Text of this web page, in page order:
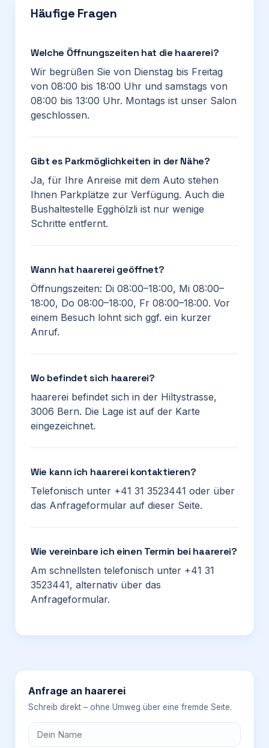
Häufige Fragen
Welche Öffnungszeiten hat die haarerei?
Wir begrüßen Sie von Dienstag bis Freitag
von 08:00 bis 18:00 Uhr und samstags von
08:00 bis 13:00 Uhr. Montags ist unser Salon
geschlossen.
Gibt es Parkmöglichkeiten in der Nähe?
Ja, für Ihre Anreise mit dem Auto stehen
Ihnen Parkplätze zur Verfügung. Auch die
Bushaltestelle Egghölzli ist nur wenige
Schritte entfernt.
Wann hat haarerei geöffnet?
Öffnungszeiten: Di 08:00–18:00, Mi 08:00–
18:00, Do 08:00–18:00, Fr 08:00–18:00. Vor
einem Besuch lohnt sich ggf. ein kurzer
Anruf.
Wo befindet sich haarerei?
haarerei befindet sich in der Hiltystrasse,
3006 Bern. Die Lage ist auf der Karte
eingezeichnet.
Wie kann ich haarerei kontaktieren?
Telefonisch unter +41 31 3523441 oder über
das Anfrageformular auf dieser Seite.
Wie vereinbare ich einen Termin bei haarerei?
Am schnellsten telefonisch unter +41 31
3523441, alternativ über das
Anfrageformular.
Anfrage an haarerei
Schreib direkt – ohne Umweg über eine fremde Seite.